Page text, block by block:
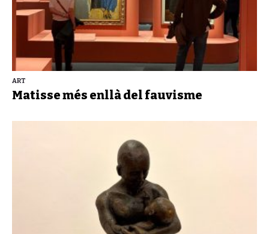
ART
Matisse més enllà del fauvisme